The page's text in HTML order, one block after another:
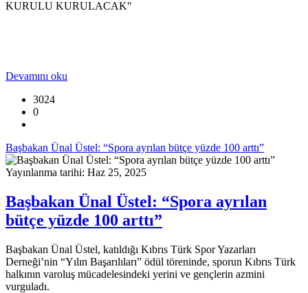
KURULU KURULACAK"
Devamını oku
3024
0
Başbakan Ünal Üstel: “Spora ayrılan bütçe yüzde 100 arttı”
Yayınlanma tarihi: Haz 25, 2025
Başbakan Ünal Üstel: “Spora ayrılan
bütçe yüzde 100 arttı”
Başbakan Ünal Üstel, katıldığı Kıbrıs Türk Spor Yazarları
Derneği’nin “Yılın Başarılıları” ödül töreninde, sporun Kıbrıs Türk
halkının varoluş mücadelesindeki yerini ve gençlerin azmini
vurguladı.